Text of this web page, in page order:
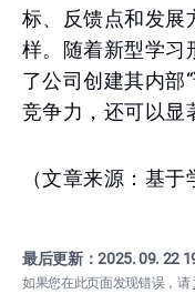
标、反馈点和发
样。随着新型学习
了公司创建其内部
竞争力，还可以显
（文章来源：基于
最后更新：2025. 09. 22
如果您在此页面发现错误，请